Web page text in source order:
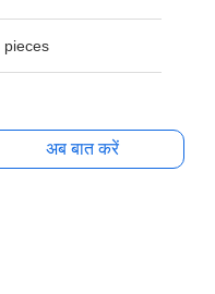
pieces
अब बात करें